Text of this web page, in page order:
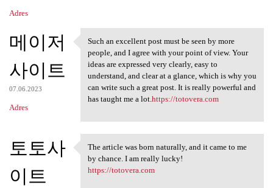
Adres
메이저
사이트
07.06.2023
Adres
Such an excellent post must
Such an excellent post must be seen by more
people, and I agree with your point of view. Your
ideas are expressed very clearly, easy to
understand, and clear at a glance, which is why you
can write such a great post. It is really powerful and
has taught me a lot.https://totovera.com
토토사
이트
The article was born
The article was born naturally, and it came to me
by chance. I am really lucky!
https://totovera.com